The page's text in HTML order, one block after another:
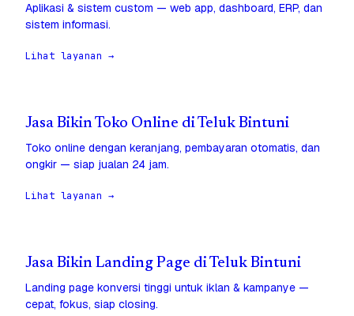
Aplikasi & sistem custom — web app, dashboard, ERP, dan
sistem informasi.
Lihat layanan →
Jasa Bikin Toko Online di Teluk Bintuni
Toko online dengan keranjang, pembayaran otomatis, dan
ongkir — siap jualan 24 jam.
Lihat layanan →
Jasa Bikin Landing Page di Teluk Bintuni
Landing page konversi tinggi untuk iklan & kampanye —
cepat, fokus, siap closing.